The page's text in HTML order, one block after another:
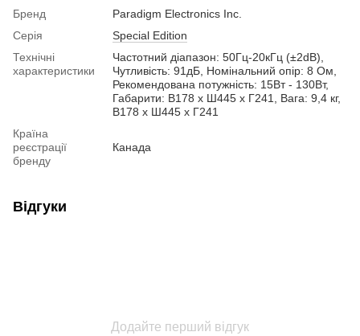
Бренд
Paradigm Electronics Inc.
Серія
Special Edition
Технічні
характеристики
Частотний діапазон: 50Гц-20кГц (±2dB),
Чутливість: 91дБ, Номінальний опір: 8 Ом,
Рекомендована потужність: 15Вт - 130Вт,
Габарити: В178 x Ш445 x Г241, Вага: 9,4 кг,
В178 x Ш445 x Г241
Країна
реєстрації
бренду
Канада
Відгуки
Додайте перший відгук